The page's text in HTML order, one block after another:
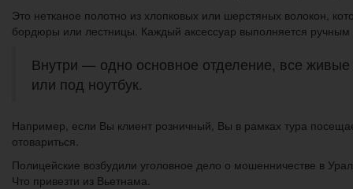
Это нетканое полотно из хлопковых или шерстяных волокон,
бордюры или лестницы. Каждый аксессуар выполняется
Внутри — одно основное отделение, все
или под ноутбук.
Например, если Вы клиент розничный, Вы в рамках тура
отовариться.
Полицейские возбудили уголовное дело о мошенничестве в
Что привезти из Вьетнама.